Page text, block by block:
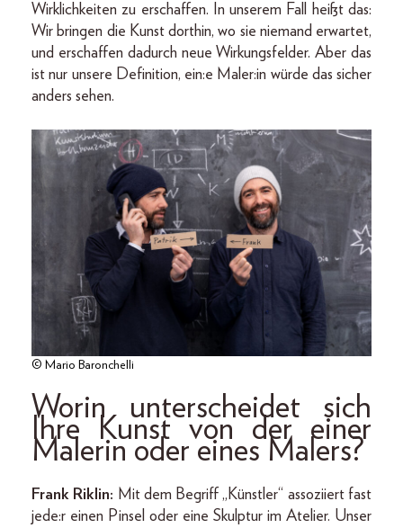
Wirklichkeiten zu erschaffen. In unserem Fall heißt das:
Wir bringen die Kunst dorthin, wo sie niemand erwartet,
und erschaffen dadurch neue Wirkungsfelder. Aber das
ist nur unsere Definition, ein:e Maler:in würde das sicher
anders sehen.
© Mario Baronchelli
Worin unterscheidet sich
Ihre Kunst von der einer
Malerin oder eines Malers?
Frank Riklin: Mit dem Begriff „Künstler“ assoziiert fast
jede:r einen Pinsel oder eine Skulptur im Atelier. Unser